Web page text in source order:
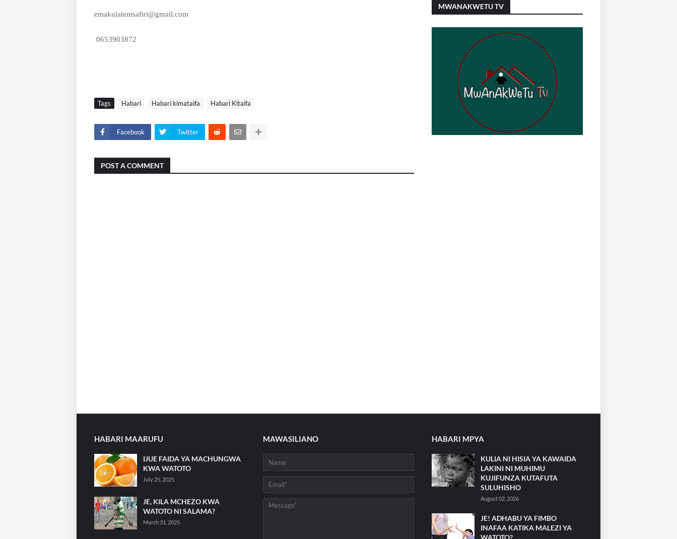
emakulatemsafiri@gmail.com
0653903872
Tags Habari Habari kimataifa Habari Kitaifa
Facebook Twitter
POST A COMMENT
MWANAKWETU TV
HABARI MAARUFU
IJUE FAIDA YA MACHUNGWA
KWA WATOTO
July 25, 2025
JE, KILA MCHEZO KWA
WATOTO NI SALAMA?
March 31, 2025
MAWASILIANO HABARI MPYA
KULIA NI HISIA YA KAWAIDA
LAKINI NI MUHIMU
KUJIFUNZA KUTAFUTA
SULUHISHO
August 02, 2026
JE! ADHABU YA FIMBO
INAFAA KATIKA MALEZI YA